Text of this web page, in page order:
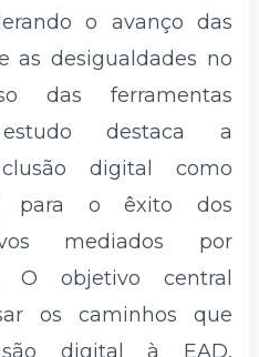
o avanço das
as desigualdades no
das ferramentas
destaca a
digital como
para o êxito dos
mediados por
O objetivo central
os caminhos que
digital à EAD,